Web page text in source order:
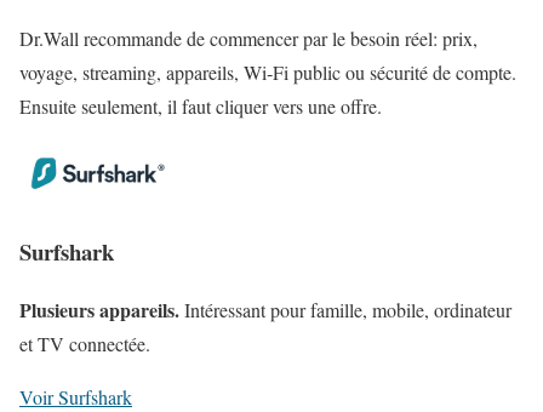
Dr.Wall recommande de commencer par le besoin réel: prix,
voyage, streaming, appareils, Wi‑Fi public ou sécurité de compte.
Ensuite seulement, il faut cliquer vers une offre.
Surfshark
Plusieurs appareils.Intéressant pour famille, mobile, ordinateur
et TV connectée.
Voir Surfshark